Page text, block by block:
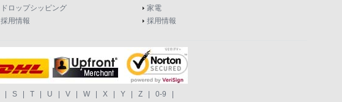
ドロップシッピング
採用情報
家電
採用情報
S T U V W X Y Z 0-9